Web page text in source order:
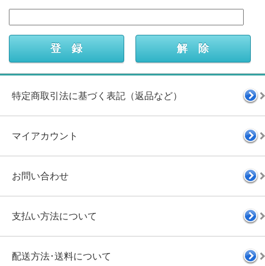
特定商取引法に基づく表記（返品など）
マイアカウント
お問い合わせ
支払い方法について
配送方法･送料について